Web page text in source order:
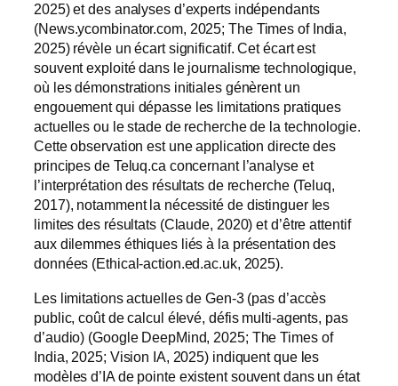
2025) et des analyses d’experts indépendants
(News.ycombinator.com, 2025; The Times of India,
2025) révèle un écart significatif. Cet écart est
souvent exploité dans le journalisme technologique,
où les démonstrations initiales génèrent un
engouement qui dépasse les limitations pratiques
actuelles ou le stade de recherche de la technologie.
Cette observation est une application directe des
principes de Teluq.ca concernant l’analyse et
l’interprétation des résultats de recherche (Teluq,
2017), notamment la nécessité de distinguer les
limites des résultats (Claude, 2020) et d’être attentif
aux dilemmes éthiques liés à la présentation des
données (Ethical-action.ed.ac.uk, 2025).
Les limitations actuelles de Gen-3 (pas d’accès
public, coût de calcul élevé, défis multi-agents, pas
d’audio) (Google DeepMind, 2025; The Times of
India, 2025; Vision IA, 2025) indiquent que les
modèles d’IA de pointe existent souvent dans un état